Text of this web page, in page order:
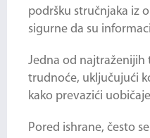
podršku stručnjaka iz
sigurne da su
Jedna od najtraženijih
trudnoće, uključujući
kako prevazići
Pored ishrane, često